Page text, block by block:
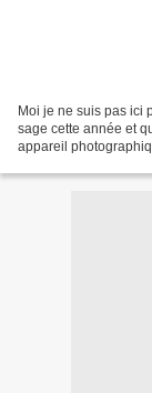
Moi je ne suis pas ici
sage cette année et
appareil